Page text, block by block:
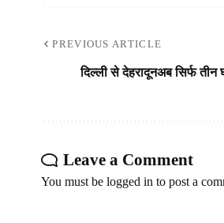
PREVIOUS ARTICLE
दिल्ली से देहरादूनअब सिर्फ तीन
Leave a Comment
You must be logged in to post a